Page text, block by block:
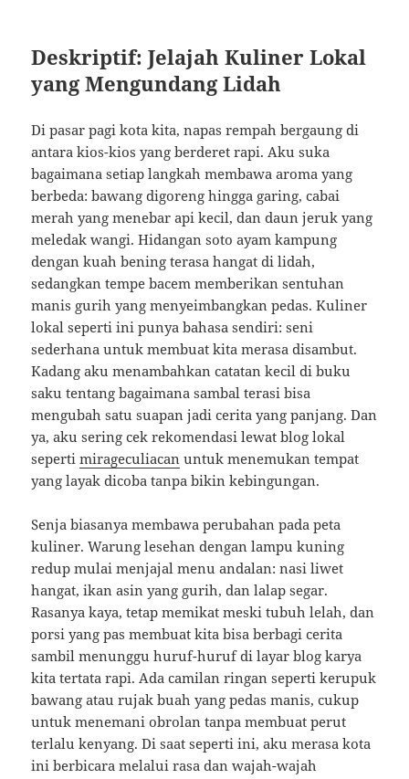
Deskriptif: Jelajah Kuliner Lokal
yang Mengundang Lidah
Di pasar pagi kota kita, napas rempah bergaung di
antara kios-kios yang berderet rapi. Aku suka
bagaimana setiap langkah membawa aroma yang
berbeda: bawang digoreng hingga garing, cabai
merah yang menebar api kecil, dan daun jeruk yang
meledak wangi. Hidangan soto ayam kampung
dengan kuah bening terasa hangat di lidah,
sedangkan tempe bacem memberikan sentuhan
manis gurih yang menyeimbangkan pedas. Kuliner
lokal seperti ini punya bahasa sendiri: seni
sederhana untuk membuat kita merasa disambut.
Kadang aku menambahkan catatan kecil di buku
saku tentang bagaimana sambal terasi bisa
mengubah satu suapan jadi cerita yang panjang. Dan
ya, aku sering cek rekomendasi lewat blog lokal
sepertimirageculiacan untuk menemukan tempat
yang layak dicoba tanpa bikin kebingungan.
Senja biasanya membawa perubahan pada peta
kuliner. Warung lesehan dengan lampu kuning
redup mulai menjajal menu andalan: nasi liwet
hangat, ikan asin yang gurih, dan lalap segar.
Rasanya kaya, tetap memikat meski tubuh lelah, dan
porsi yang pas membuat kita bisa berbagi cerita
sambil menunggu huruf-huruf di layar blog karya
kita tertata rapi. Ada camilan ringan seperti kerupuk
bawang atau rujak buah yang pedas manis, cukup
untuk menemani obrolan tanpa membuat perut
terlalu kenyang. Di saat seperti ini, aku merasa kota
ini berbicara melalui rasa dan wajah-wajah